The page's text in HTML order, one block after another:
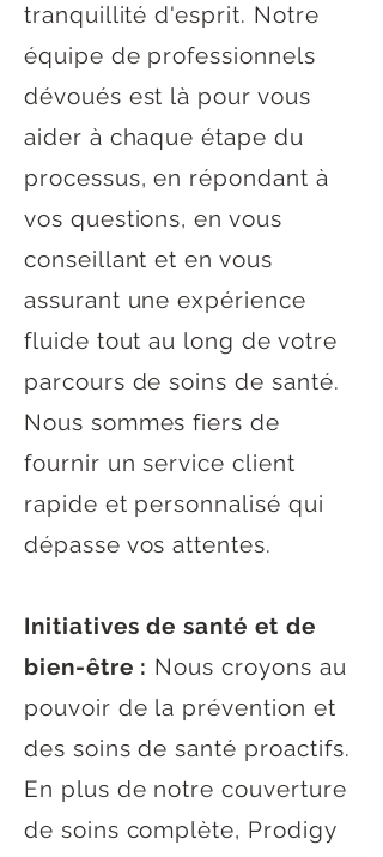
tranquillité d'esprit. Notre
équipe de professionnels
dévoués est là pour vous
aider à chaque étape du
processus, en répondant à
vos questions, en vous
conseillant et en vous
assurant une expérience
fluide tout au long de votre
parcours de soins de santé.
Nous sommes fiers de
fournir un service client
rapide et personnalisé qui
dépasse vos attentes.
Initiatives de santé et de
bien-être : Nous croyons au
pouvoir de la prévention et
des soins de santé proactifs.
En plus de notre couverture
de soins complète, Prodigy